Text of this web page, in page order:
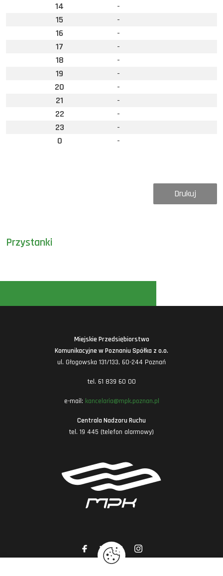
Przystanki
14
-
15
-
16
-
17
-
18
-
19
-
20
-
21
-
22
-
23
-
0
-
Drukuj
Miejskie Przedsiębiorstwo
Komunikacyjne w Poznaniu Spółka z o.o.
ul. Głogowska 131/133, 60-244 Poznań
tel. 61 839 60 00
e-mail: kancelaria@mpk.poznan.pl
Centrala Nadzoru Ruchu
tel. 19 445 (telefon alarmowy)